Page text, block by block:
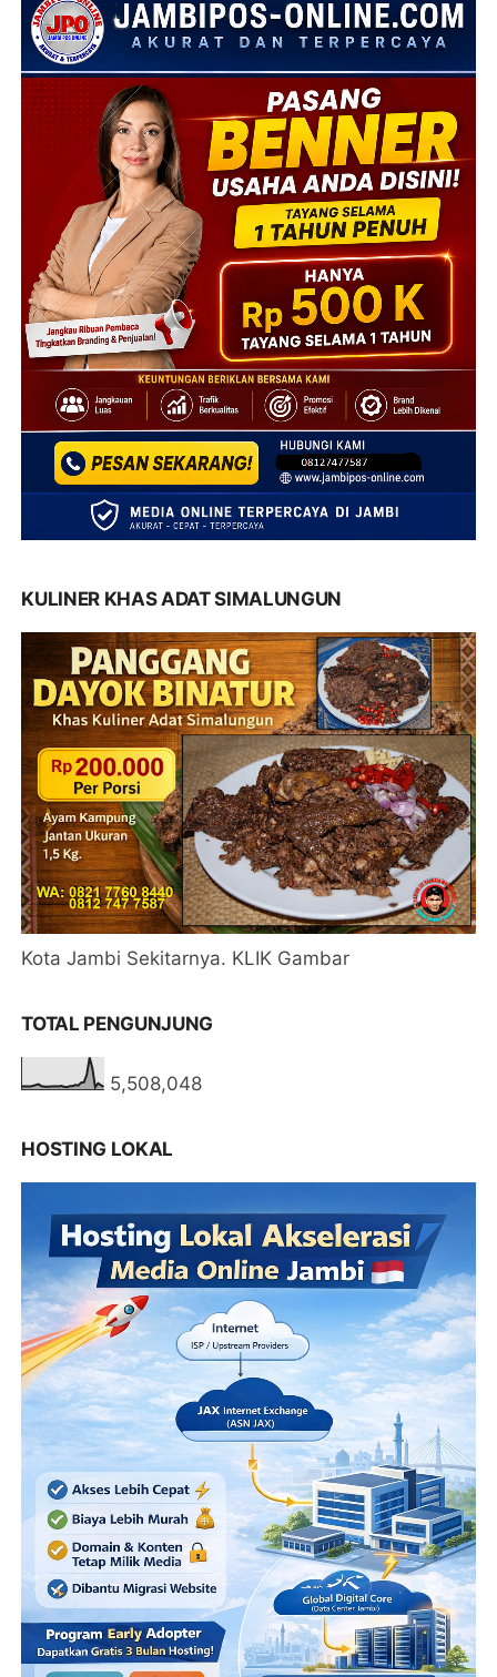
KULINER KHAS ADAT SIMALUNGUN
Kota Jambi Sekitarnya. KLIK Gambar
TOTAL PENGUNJUNG
5,508,048
HOSTING LOKAL